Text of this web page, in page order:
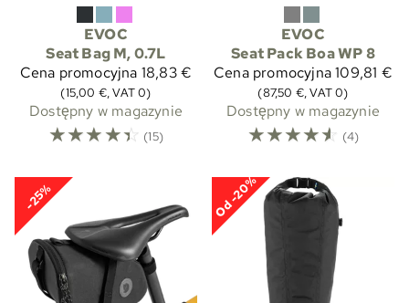
EVOC
Seat Bag M, 0.7L
Cena promocyjna 18,83 €
(15,00 €, VAT 0)
Dostępny w magazynie
☆☆☆☆☆ (15)
EVOC
Seat Pack Boa WP 8
Cena promocyjna109,81 €
(87,50 €, VAT 0)
Dostępny w magazynie
☆☆☆☆☆ (4)
-25% Od -20%